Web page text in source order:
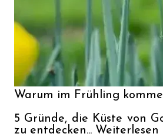
Warum im Frühling
5 Gründe, die Küste von
zu entdecken... Weiterlesen